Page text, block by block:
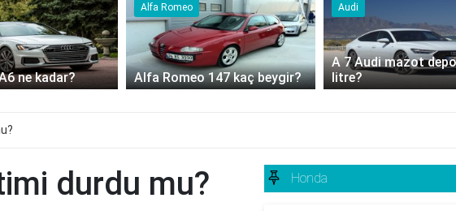
147 kaç beygir?
Audi
A 7 Audi mazot deposu kaç
litre?
Audi
2023 Audi A3 Ne
durdu mu? Honda